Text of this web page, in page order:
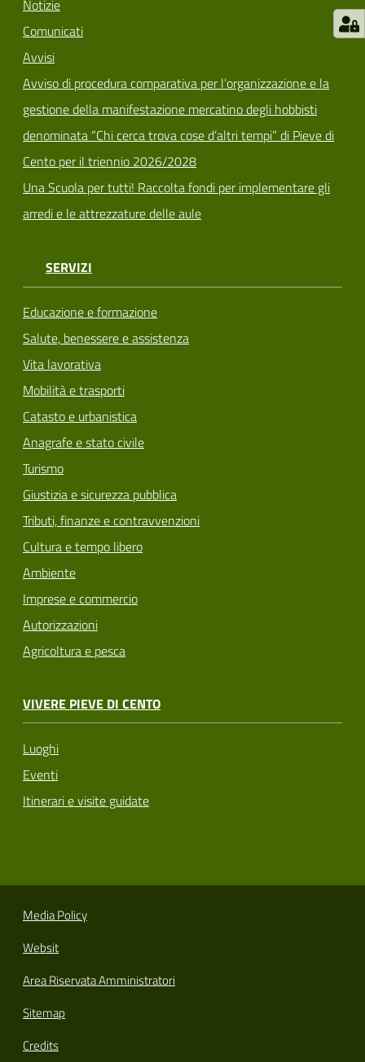
Notizie
Comunicati
Avvisi
Avviso di procedura comparativa per l’organizzazione e la
gestione della manifestazione mercatino degli hobbisti
denominata “Chi cerca trova cose d’altri tempi” di Pieve di
Cento per il triennio 2026/2028
Una Scuola per tutti! Raccolta fondi per implementare gli
arredi e le attrezzature delle aule
SERVIZI
Educazione e formazione
Salute, benessere e assistenza
Vita lavorativa
Mobilità e trasporti
Catasto e urbanistica
Anagrafe e stato civile
Turismo
Giustizia e sicurezza pubblica
Tributi, finanze e contravvenzioni
Cultura e tempo libero
Ambiente
Imprese e commercio
Autorizzazioni
Agricoltura e pesca
VIVERE PIEVE DI CENTO
Luoghi
Eventi
Itinerari e visite guidate
Media Policy
Websit
Area Riservata Amministratori
Sitemap
Credits